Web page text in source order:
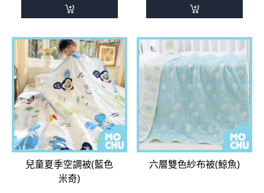
兒童夏季空調被(藍色
米奇)
NT$380
六層雙色紗布被(鯨魚)
NT$380